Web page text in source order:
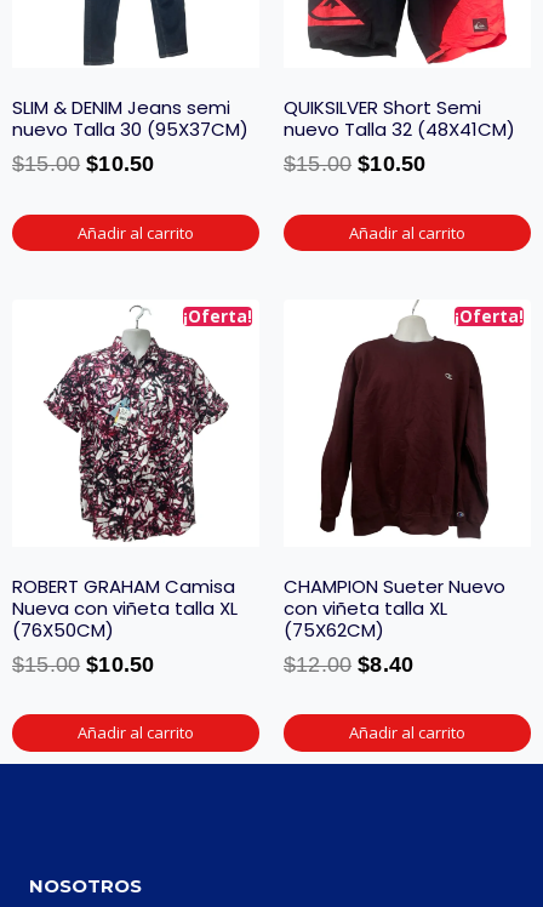
SLIM & DENIM Jeans semi
nuevo Talla 30 (95X37CM)
$15.00 $10.50
Añadir al carrito
QUIKSILVER Short Semi
nuevo Talla 32 (48X41CM)
$15.00 $10.50
Añadir al carrito
¡Oferta!
ROBERT GRAHAM Camisa
Nueva con viñeta talla XL
(76X50CM)
$15.00 $10.50
Añadir al carrito
¡Oferta!
CHAMPION Sueter Nuevo
con viñeta talla XL
(75X62CM)
$12.00 $8.40
Añadir al carrito
NOSOTROS